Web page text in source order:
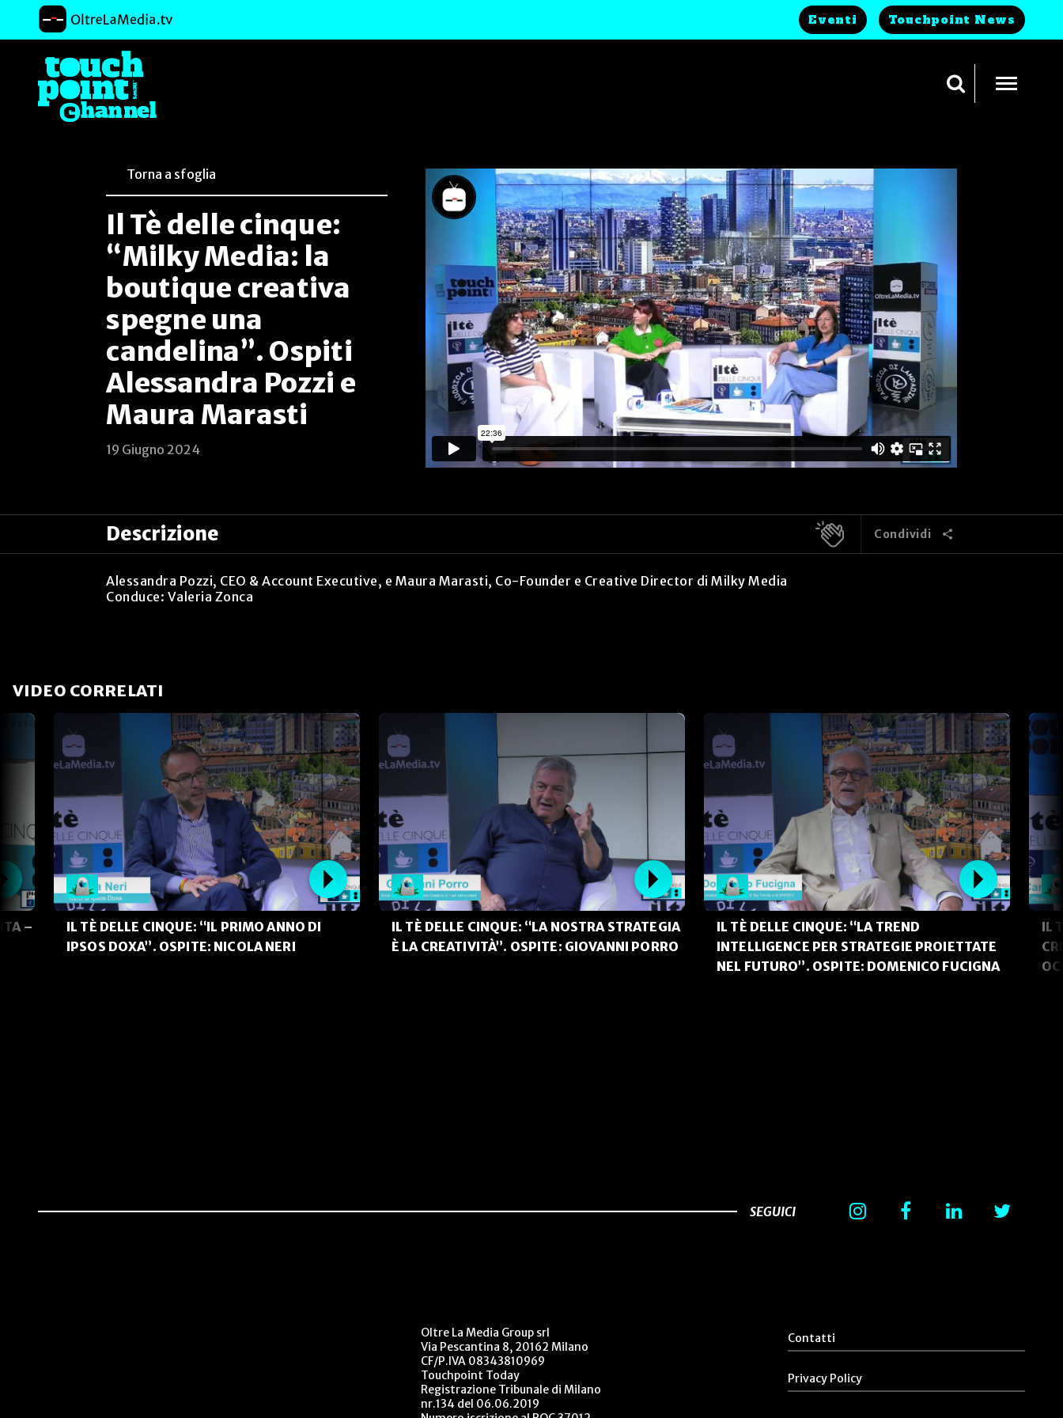
Eventi Touchpoint News
Torna a sfoglia
Il Tè delle cinque:
“Milky Media: la
boutique creativa
spegne una
candelina”. Ospiti
Alessandra Pozzi e
Maura Marasti
19 Giugno 2024
Descrizione Condividi
Alessandra Pozzi, CEO & Account Executive, e Maura Marasti, Co-Founder e Creative Director di Milky Media
Conduce: Valeria Zonca
VIDEO CORRELATI
–
IL TÈ DELLE CINQUE: “IL PRIMO ANNO DI
IPSOS DOXA”. OSPITE: NICOLA NERI
IL TÈ DELLE CINQUE: “LA NOSTRA STRATEGIA
È LA CREATIVITÀ”. OSPITE: GIOVANNI PORRO
IL TÈ DELLE CINQUE: “LA TREND
INTELLIGENCE PER STRATEGIE PROIETTATE
NEL FUTURO”. OSPITE: DOMENICO FUCIGNA
IL
SEGUICI
Oltre La Media Group srl
Via Pescantina 8, 20162 Milano
CF/P.IVA 08343810969
Touchpoint Today
Registrazione Tribunale di Milano
nr.134 del 06.06.2019
Contatti
Privacy Policy